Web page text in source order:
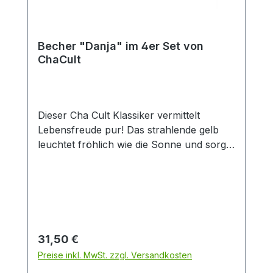
Becher "Danja" im 4er Set von
ChaCult
Dieser Cha Cult Klassiker vermittelt
Lebensfreude pur! Das strahlende gelb
leuchtet fröhlich wie die Sonne und sorgt
erfreut. Eine Verkaufseinheit umfasst vier
verschiedene Bechermotive, die fein
aufeinander abgestimmt sind und ideal
Regulärer Preis:
31,50 €
Preise inkl. MwSt. zzgl. Versandkosten